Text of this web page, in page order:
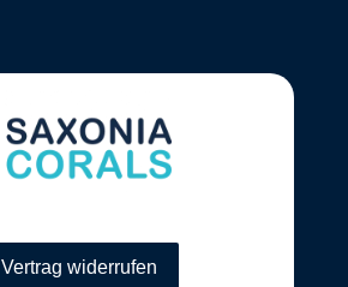
Vertrag widerrufen